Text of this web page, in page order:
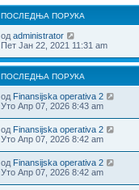
ПОСЛЕДЊА ПОРУКА
од administrator
Пет Јан 22, 2021 11:31 am
ПОСЛЕДЊА ПОРУКА
од Finansijska operativa 2
Уто Апр 07, 2026 8:43 am
од Finansijska operativa 2
Уто Апр 07, 2026 8:42 am
од Finansijska operativa 2
Уто Апр 07, 2026 8:42 am